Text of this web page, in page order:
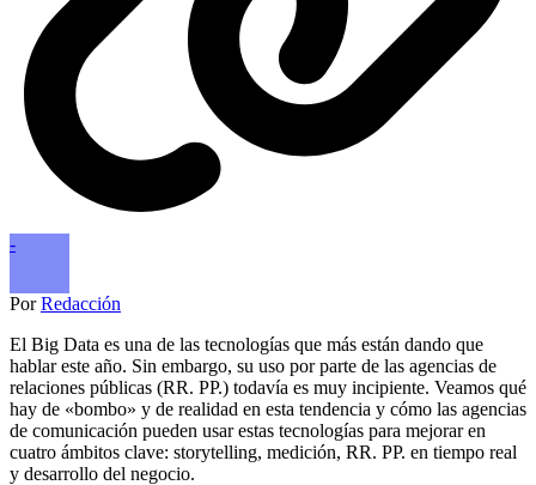
-
PorRedacción
El Big Data es una de las tecnologías que más están dando que
hablar este año. Sin embargo, su uso por parte de las agencias de
relaciones públicas (RR. PP.) todavía es muy incipiente. Veamos qué
hay de «bombo» y de realidad en esta tendencia y cómo las agencias
de comunicación pueden usar estas tecnologías para mejorar en
cuatro ámbitos clave: storytelling, medición, RR. PP. en tiempo real
y desarrollo del negocio.